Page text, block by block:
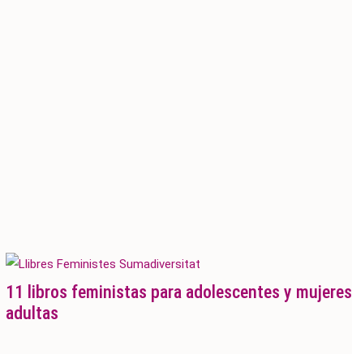
11 libros feministas para adolescentes y mujeres
adultas